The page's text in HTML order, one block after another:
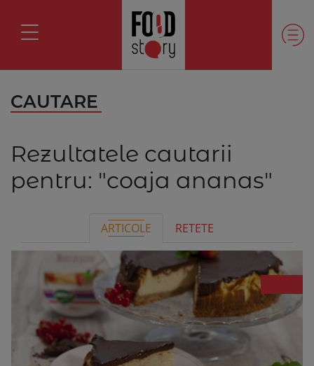
CAUTARE
Rezultatele cautarii
pentru: "coaja ananas"
ARTICOLE RETETE